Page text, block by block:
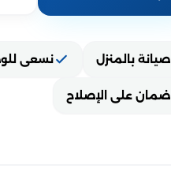
صيانة بالمنزل نسعى
ضمان على الإصلاح